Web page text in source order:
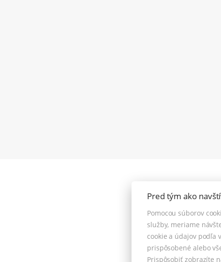
Pod Kalváriou
Pred tým ako
Pomocou súborov
služby, meriame
cookie a údajov podľa
prispôsobené alebo
Prispôsobiť zobrazíte